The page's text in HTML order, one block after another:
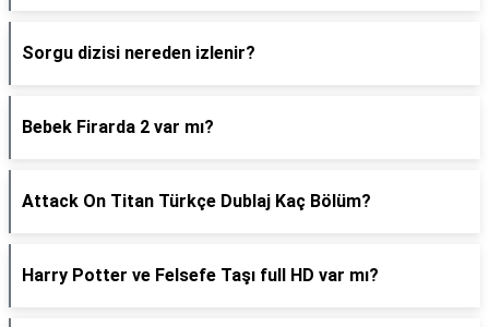
Sorgu dizisi nereden izlenir?
Bebek Firarda 2 var mı?
Attack On Titan Türkçe Dublaj Kaç Bölüm?
Harry Potter ve Felsefe Taşı full HD var mı?